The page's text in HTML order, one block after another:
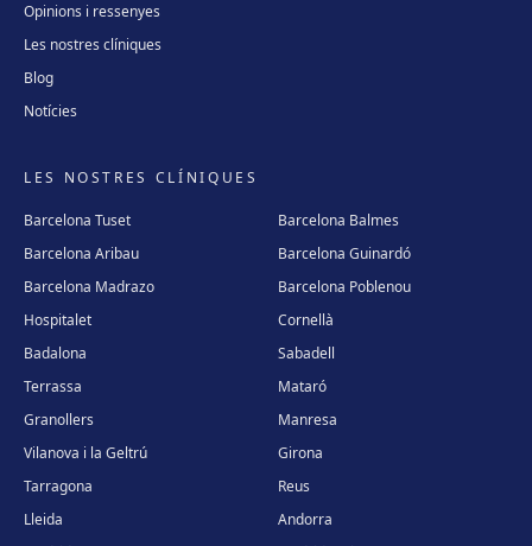
Opinions i ressenyes
Les nostres clíniques
Blog
Notícies
LES NOSTRES CLÍNIQUES
Barcelona Tuset
Barcelona Balmes
Barcelona Aribau
Barcelona Guinardó
Barcelona Madrazo
Barcelona Poblenou
Hospitalet
Cornellà
Badalona
Sabadell
Terrassa
Mataró
Granollers
Manresa
Vilanova i la Geltrú
Girona
Tarragona
Reus
Lleida
Andorra